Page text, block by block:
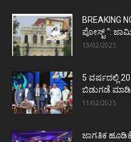
ಪೋಸ್ಟ್‌ “:
13/02/2025
5 ವರ್ಷದಲ್ಲಿ
ಬಿಡುಗಡೆ
11/02/2025
ಜಾಗತಿಕ